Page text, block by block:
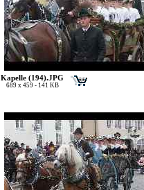
Kapelle (194).JPG
689 x 459 - 141 KB